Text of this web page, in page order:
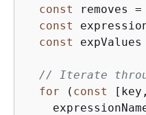
const
removes
const
const
// Iterate
for ( const